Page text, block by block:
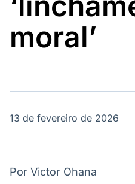
moral’
13 de fevereiro de 2026
Por Victor Ohana